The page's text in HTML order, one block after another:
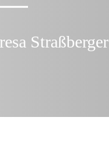
Straßberger